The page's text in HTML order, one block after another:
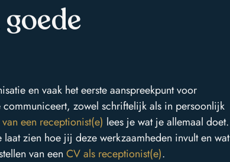
en vaak het eerste aanspreekpunt voor
zowel schriftelijk als in persoonlijk
een receptionist(e) lees je wat je allemaal doet.
zien hoe jij deze werkzaamheden invult en wat
van een CV als receptionist(e).